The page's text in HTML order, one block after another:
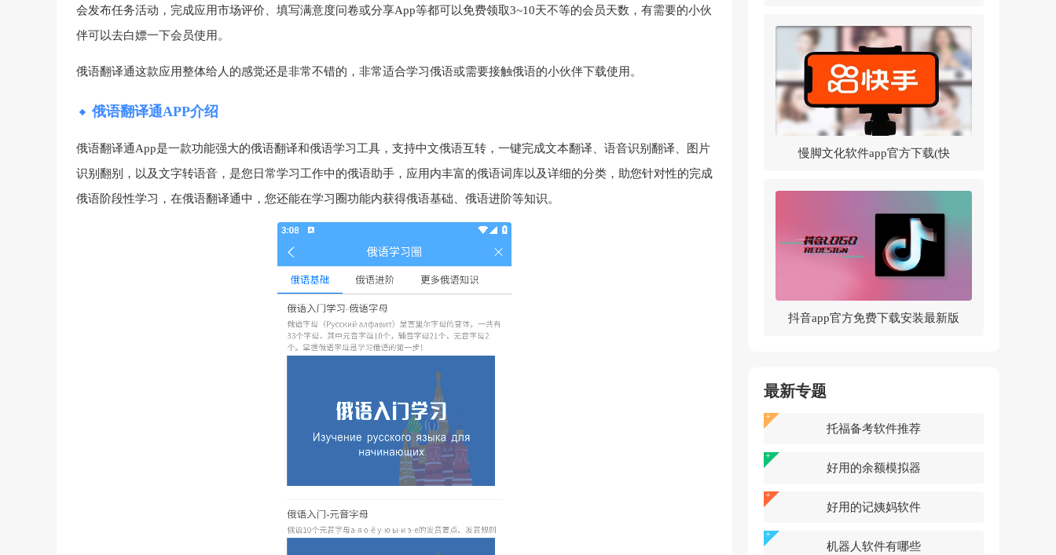
会发布任务活动，完成应用市场评价、填写满意度问卷或分享App等都可以免费领取3~10天不等的会员天数，有需要的小伙
伴可以去白嫖一下会员使用。
俄语翻译通这款应用整体给人的感觉还是非常不错的，非常适合学习俄语或需要接触俄语的小伙伴下载使用。
俄语翻译通APP介绍
俄语翻译通App是一款功能强大的俄语翻译和俄语学习工具，支持中文俄语互转，一键完成文本翻译、语音识别翻译、图片
识别翻别，以及文字转语音，是您日常学习工作中的俄语助手，应用内丰富的俄语词库以及详细的分类，助您针对性的完成
俄语阶段性学习，在俄语翻译通中，您还能在学习圈功能内获得俄语基础、俄语进阶等知识。
v1.8.2(JMComic2)v1.8.2 官方正版
慢脚文化软件app官方下载(快
手)v14.0.30.46307 官方版
抖音app官方免费下载安装最新版
最新专题
托福备考软件推荐
好用的余额模拟器
好用的记姨妈软件
机器人软件有哪些